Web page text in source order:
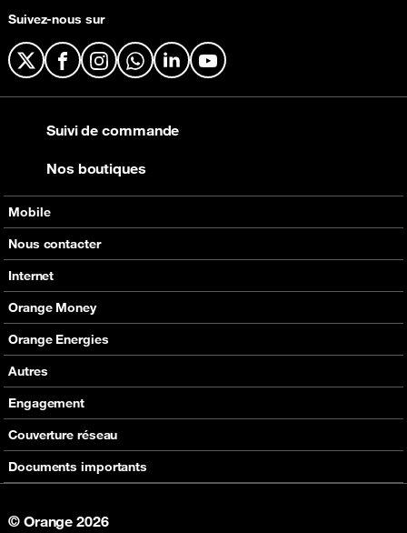
Suivez-nous sur
X FacebookInstagramWhatsApp
LinkedInYouTube
Mobile
Nos offres
Nos produits
Assistance
Nous contacter
Tous les contacts
En boutique
Internet
Nos offres
Nos produits
Assistance
Orange Money
Carte Visa Orange Money
Devenir partenaire Orange Money
Assistance
Orange Energies
Offres
Autres
SVA
Max it
Boutique
Engagement
RSE
Fondation Orange
Couverture réseau
Documents importants
Suivi de commande
Nos boutiques
© Orange 2026